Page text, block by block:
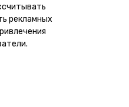
рекламных